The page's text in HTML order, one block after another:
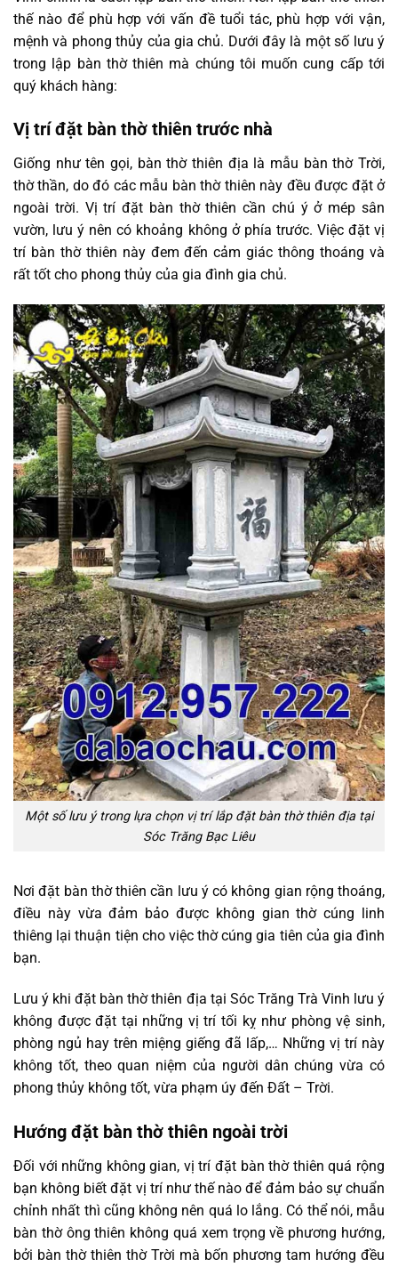
thế nào để phù hợp với vấn đề tuổi tác, phù hợp với vận,
mệnh và phong thủy của gia chủ. Dưới đây là một số lưu ý
trong lập bàn thờ thiên mà chúng tôi muốn cung cấp tới
quý khách hàng:
Vị trí đặt bàn thờ thiên trước nhà
Giống như tên gọi, bàn thờ thiên địa là mẫu bàn thờ Trời,
thờ thần, do đó các mẫu bàn thờ thiên này đều được đặt ở
ngoài trời. Vị trí đặt bàn thờ thiên cần chú ý ở mép sân
vườn, lưu ý nên có khoảng không ở phía trước. Việc đặt vị
trí bàn thờ thiên này đem đến cảm giác thông thoáng và
rất tốt cho phong thủy của gia đình gia chủ.
Một số lưu ý trong lựa chọn vị trí lắp đặt bàn thờ thiên địa tại
Sóc Trăng Bạc Liêu
Nơi đặt bàn thờ thiên cần lưu ý có không gian rộng thoáng,
điều này vừa đảm bảo được không gian thờ cúng linh
thiêng lại thuận tiện cho việc thờ cúng gia tiên của gia đình
bạn.
Lưu ý khi đặt bàn thờ thiên địa tại Sóc Trăng Trà Vinh lưu ý
không được đặt tại những vị trí tối kỵ như phòng vệ sinh,
phòng ngủ hay trên miệng giếng đã lấp,… Những vị trí này
không tốt, theo quan niệm của người dân chúng vừa có
phong thủy không tốt, vừa phạm úy đến Đất – Trời.
Hướng đặt bàn thờ thiên ngoài trời
Đối với những không gian, vị trí đặt bàn thờ thiên quá rộng
bạn không biết đặt vị trí như thế nào để đảm bảo sự chuẩn
chỉnh nhất thì cũng không nên quá lo lắng. Có thể nói, mẫu
bàn thờ ông thiên không quá xem trọng về phương hướng,
bởi bàn thờ thiên thờ Trời mà bốn phương tam hướng đều